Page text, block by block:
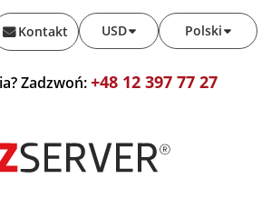
Polski
USD
Kontakt
Zadzwoń:+48 12 397 77 27